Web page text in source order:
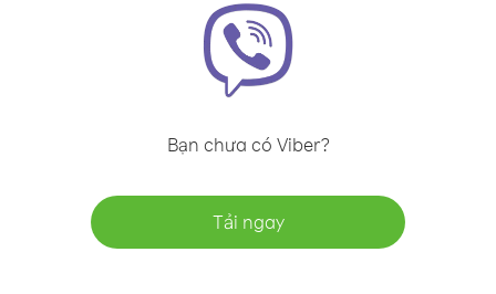
Bạn chưa có Viber?
Tải ngay